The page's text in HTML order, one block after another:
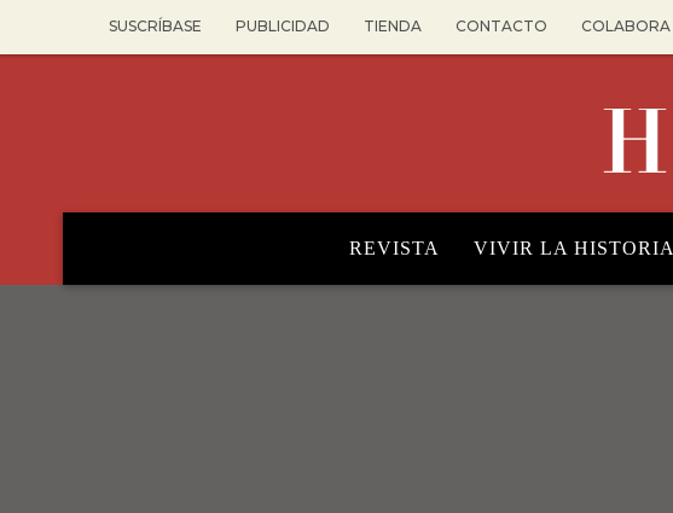
SUSCRÍBASE PUBLICIDAD TIENDA CONTACTO COLABORA
REVISTA VIVIR LA HISTORIA